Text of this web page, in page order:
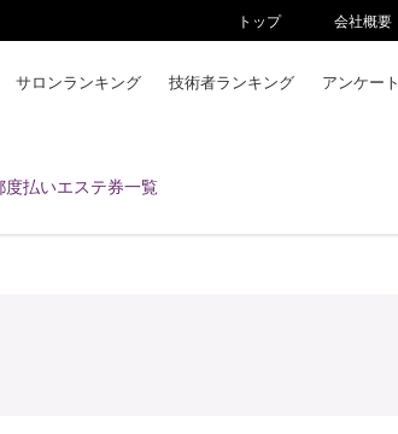
トップ 会社概要
サロンランキング 技術者ランキング アンケート
度払いエステ券一覧
お支払い方法
予約方法